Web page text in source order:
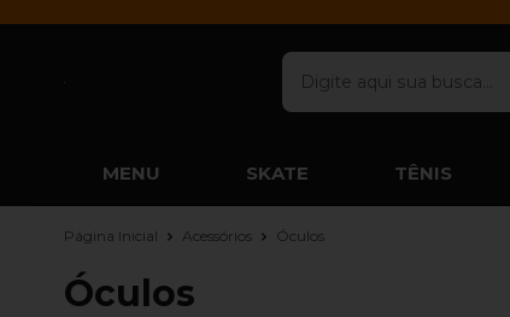
MENU SKATE TÊNIS
Página Inicial Acessórios Óculos
Óculos